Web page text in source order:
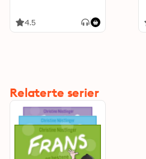
4.5
Relaterte serier